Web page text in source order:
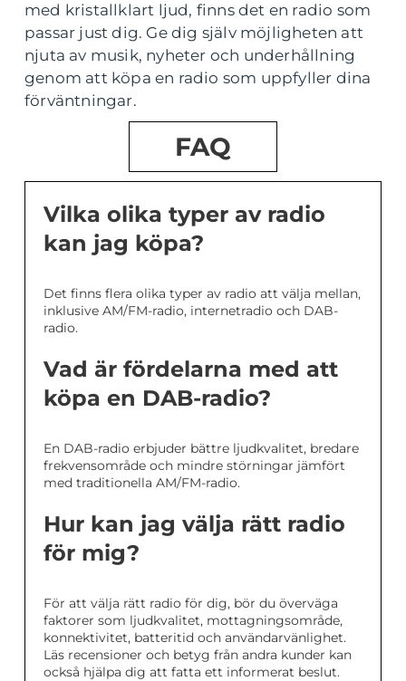
med kristallklart ljud, finns det en radio som
passar just dig. Ge dig själv möjligheten att
njuta av musik, nyheter och underhållning
genom att köpa en radio som uppfyller dina
förväntningar.
FAQ
Vilka olika typer av radio
kan jag köpa?
Det finns flera olika typer av radio att välja mellan,
inklusive AM/FM-radio, internetradio och DAB-
radio.
Vad är fördelarna med att
köpa en DAB-radio?
En DAB-radio erbjuder bättre ljudkvalitet, bredare
frekvensområde och mindre störningar jämfört
med traditionella AM/FM-radio.
Hur kan jag välja rätt radio
för mig?
För att välja rätt radio för dig, bör du överväga
faktorer som ljudkvalitet, mottagningsområde,
konnektivitet, batteritid och användarvänlighet.
Läs recensioner och betyg från andra kunder kan
också hjälpa dig att fatta ett informerat beslut.